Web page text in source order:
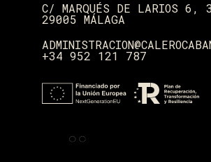
C/ MARQUÉS DE LARIOS 6,
29005 MÁLAGA
+34 952 121 787